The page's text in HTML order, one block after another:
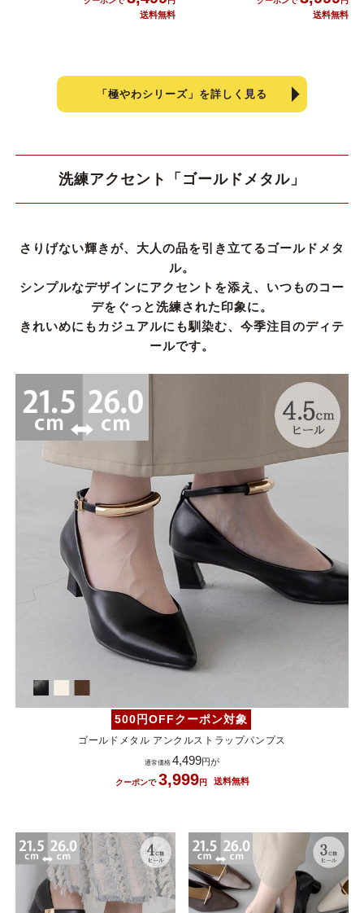
特定商取引法
「極やわシリーズ」を詳しく見る
洗練アクセント「ゴールドメタル」
さりげない輝きが、大人の品を引き立てるゴールドメタ
ル。
シンプルなデザインにアクセントを添え、いつものコー
デをぐっと洗練された印象に。
きれいめにもカジュアルにも馴染む、今季注目のディテ
ールです。
500円OFFクーポン対象
ゴールドメタル アンクルストラップパンプス
4,499
3,999